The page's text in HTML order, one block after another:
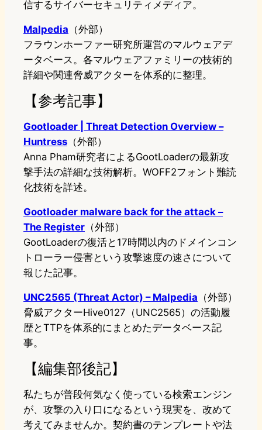
信するサイバーセキュリティメディア。
Malpedia （外部）
フラウンホーファー研究所運営のマルウェアデ
ータベース。各マルウェアファミリーの技術的
詳細や関連脅威アクターを体系的に整理。
【参考記事】
Gootloader | Threat Detection Overview –
Huntress （外部）
Anna Pham研究者によるGootLoaderの最新攻
撃手法の詳細な技術解析。WOFF2フォント難読
化技術を詳述。
Gootloader malware back for the attack –
The Register （外部）
GootLoaderの復活と17時間以内のドメインコン
トローラー侵害という攻撃速度の速さについて
報じた記事。
UNC2565 (Threat Actor) – Malpedia （外部）
脅威アクターHive0127（UNC2565）の活動履
歴とTTPを体系的にまとめたデータベース記
事。
【編集部後記】
私たちが普段何気なく使っている検索エンジン
が、攻撃の入り口になるという現実を、改めて
考えてみませんか。契約書のテンプレートや法